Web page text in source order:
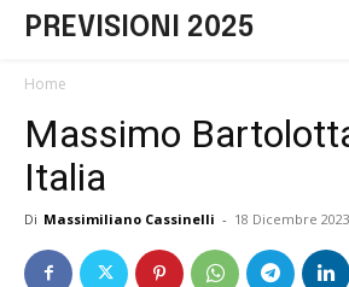
PREVISIONI 2025
Home
Massimo
Italia
Di Massimiliano Cassinelli - 18 Dicembre 2023